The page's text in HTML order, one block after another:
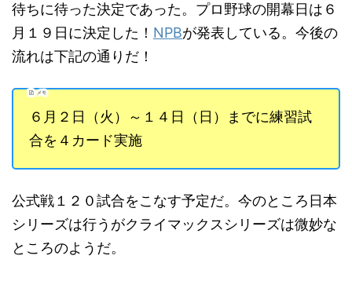
待ちに待った決定であった。プロ野球の開幕日は６
月１９日に決定した！ NPBが発表している。今後の
流れは下記の通りだ！
メモ
６月２日（火）～１４日（日）までに練習試
合を４カード実施
公式戦１２０試合をこなす予定だ。今のところ日本
シリーズは行うがクライマックスシリーズは微妙な
ところのようだ。